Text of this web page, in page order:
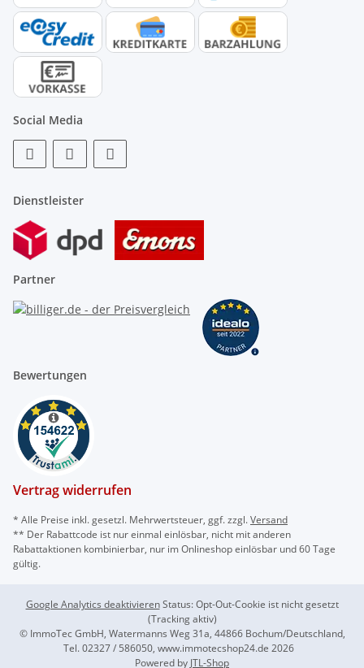
Social Media
Dienstleister
Partner
Bewertungen
Vertrag widerrufen
* Alle Preise inkl. gesetzl. Mehrwertsteuer, ggf. zzgl.Versand
** Der Rabattcode ist nur einmal einlösbar, nicht mit anderen
Rabattaktionen kombinierbar, nur im Onlineshop einlösbar und 60 Tage
gültig.
Google Analytics deaktivieren Status: Opt-Out-Cookie ist nicht gesetzt
(Tracking aktiv)
© ImmoTec GmbH, Watermanns Weg 31a, 44866 Bochum/Deutschland,
Tel. 02327 / 586050, www.immotecshop24.de 2026
Powered by JTL-Shop